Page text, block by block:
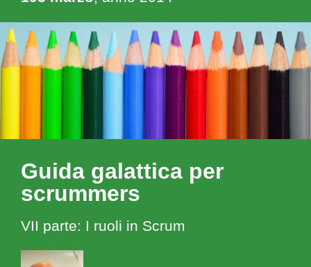
Guida galattica per
scrummers
VII parte: I ruoli in Scrum